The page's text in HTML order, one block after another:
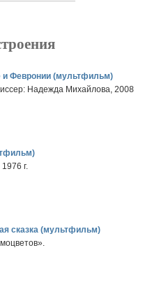
и Февронии (мультфильм)
Надежда Михайлова, 2008
г.
сказка (мультфильм)